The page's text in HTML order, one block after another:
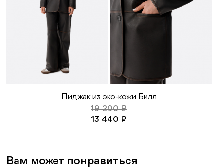
Пиджак из эко-кожи Билл
19 200 ₽
13 440 ₽
Вам может понравиться